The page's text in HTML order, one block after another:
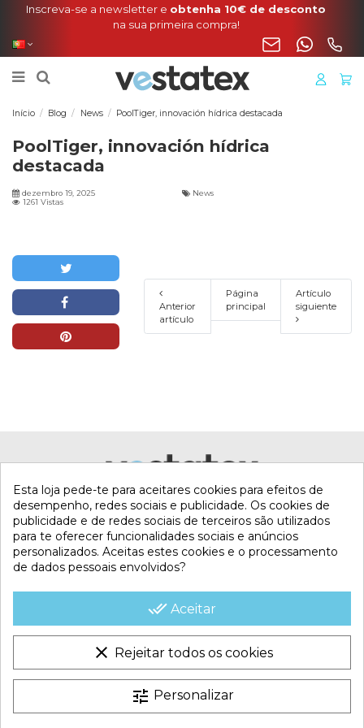
Início Blog News PoolTiger, innovación hídrica destacada
PoolTiger, innovación hídrica
destacada
dezembro 19, 2025
News
1261 Vistas
Anterior
artículo
Página
principal
Artículo
siguiente
CONTACTA CON NOSOTROS
CONDICIONES COMERCIALES
Esta loja pede-te para aceitares cookies para efeitos de
desempenho, redes sociais e publicidade. Os cookies de
publicidade e de redes sociais de terceiros são utilizados
para te oferecer funcionalidades sociais e anúncios
personalizados. Aceitas estes cookies e o processamento
de dados pessoais envolvidos?
done_all Aceitar
clear Rejeitar todos os cookies
tune Personalizar